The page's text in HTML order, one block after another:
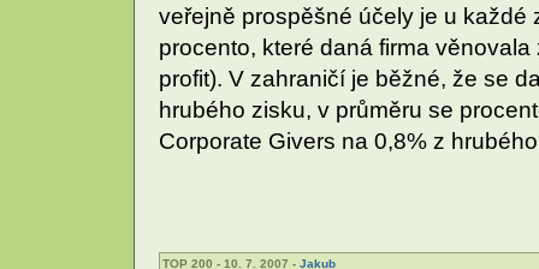
veřejně prospěšné účely je u každé
procento, které daná firma
profit). V zahraničí je běžné, že se
hrubého zisku, v průměru se
Corporate Givers na 0,8% z
TOP 200 - 10. 7. 2007 - Jakub